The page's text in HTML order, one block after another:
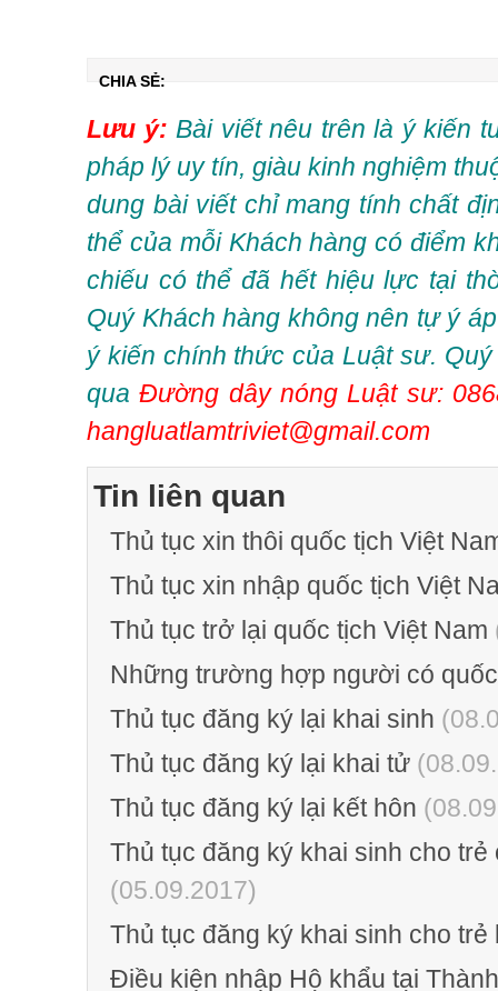
CHIA SẺ:
Lưu ý: Bài viết nêu trên là ý kiến
pháp lý uy tín, giàu kinh nghiệm
dung bài viết chỉ mang tính chất
thể của mỗi Khách hàng có điểm
chiếu có thể đã hết hiệu lực tại
Quý Khách hàng không nên tự ý
ý kiến chính thức của Luật sư.
qua Đường dây nóng Luật sư:
hangluatlamtriviet@gmail.com
Tin liên quan
Thủ tục xin thôi quốc tịch Việt
Thủ tục xin nhập quốc tịch Việt
Thủ tục trở lại quốc tịch Việt Nam
Những trường hợp người có
Thủ tục đăng ký lại khai sinh
Thủ tục đăng ký lại khai tử
Thủ tục đăng ký lại kết hôn
Thủ tục đăng ký khai sinh cho
(05.09.2017)
Thủ tục đăng ký khai sinh cho
Điều kiện nhập Hộ khẩu tại